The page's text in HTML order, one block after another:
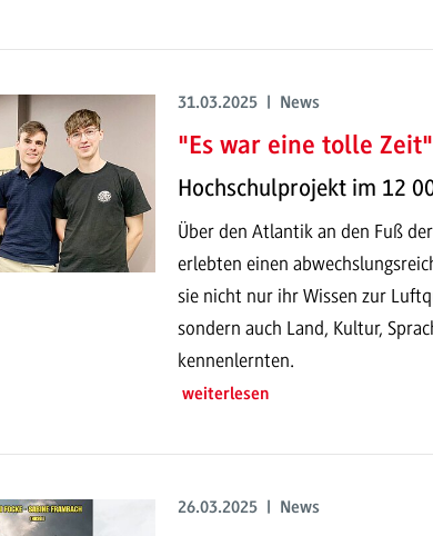
31.03.2025 | News
"Es war eine tolle Zeit"
Hochschulprojekt im 12
Über den Atlantik an den Fuß
erlebten einen
sie nicht nur ihr Wissen zur
sondern auch Land, Kultur,
kennenlernten.
weiterlesen
26.03.2025 | News